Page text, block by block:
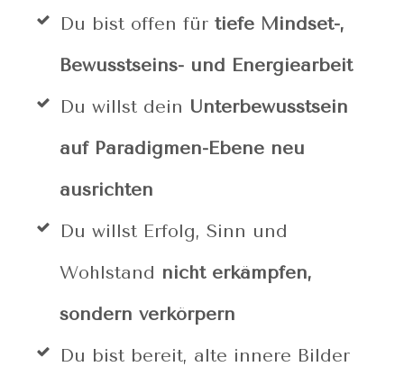
Du bist offen für tiefe Mindset-,
Bewusstseins- und Energiearbeit
Du willst dein Unterbewusstsein
auf Paradigmen-Ebene neu
ausrichten
Du willst Erfolg, Sinn und
Wohlstand nicht erkämpfen,
sondern verkörpern
Du bist bereit, alte innere Bilder